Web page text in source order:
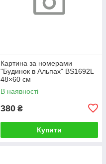
Картина за номерами
"Будинок в Альпах" BS1692L
48×60 см
В наявності
380 ₴
Купити